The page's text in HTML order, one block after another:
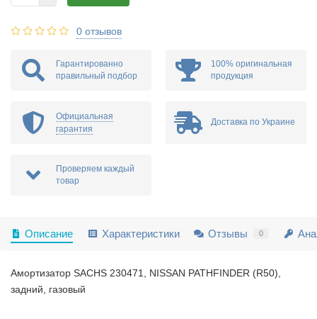
0 отзывов
Гарантированно
правильный подбор
100% оригинальная
продукция
Официальная
гарантия
Доставка по Украине
Проверяем каждый
товар
Описание Характеристики Отзывы 0
Амортизатор SACHS 230471, NISSAN PATHFINDER (R50),
задний, газовый